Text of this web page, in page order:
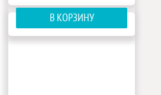
В КОРЗИНУ